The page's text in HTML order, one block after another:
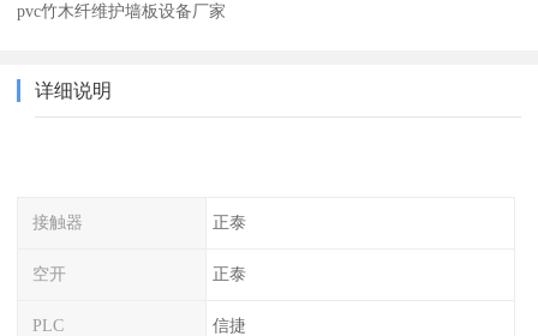
pvc竹木纤维护墙板设备厂家
详细说明
接触器 正泰
空开 正泰
PLC 信捷